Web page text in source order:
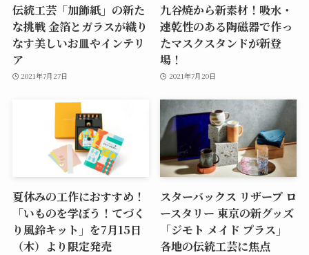
伝統工芸「加飾紙」の新た
な挑戦 金箔とガラスが織り
なす美しいお皿やインテリ
ア
2021年7月27日
九谷焼から新素材！吸水・
速乾性のある陶磁器で作っ
たマスクスタンドが新登
場！
2021年7月20日
夏休みの工作におすすめ！
「いものを学ぼう！てづく
り風鈴キット」を7月15日
（木）より限定発売
スターバックス リザーブ ロ
ースタリー 東京の新グッズ
「ジモト メイド プラス」
各地の伝統工芸に焦点